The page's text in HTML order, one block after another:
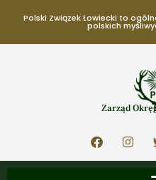
Polski Związek Łowiecki to
polskich
Zarząd